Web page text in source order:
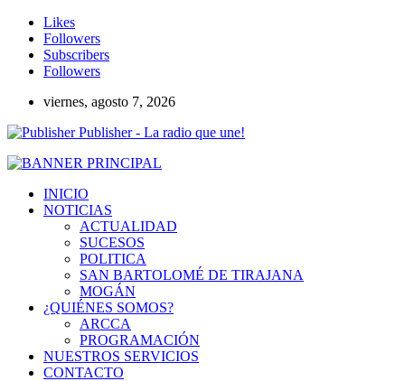
Likes
Followers
Subscribers
Followers
viernes, agosto 7, 2026
Publisher - La radio que une!
INICIO
NOTICIAS
ACTUALIDAD
SUCESOS
POLITICA
SAN BARTOLOMÉ DE TIRAJANA
MOGÁN
¿QUIÉNES SOMOS?
ARCCA
PROGRAMACIÓN
NUESTROS SERVICIOS
CONTACTO